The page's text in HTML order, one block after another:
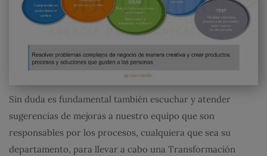
Sin duda es fundamental también escuchar y atender
sugerencias de mejoras a nuestro equipo que son
responsables por los procesos, cualquiera que sea su
departamento, para llevar a cabo una Transformación